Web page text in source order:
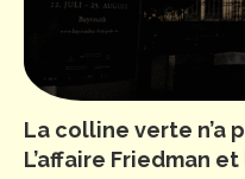
La colline verte n’a
L’affaire Friedman